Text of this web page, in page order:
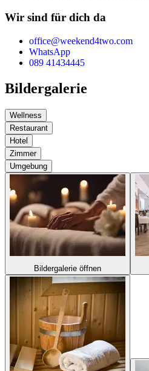
Wir sind für dich da
office@weekend4two.com
WhatsApp
089 41434445
Bildergalerie
Wellness
Restaurant
Hotel
Zimmer
Umgebung
Bildergalerie öffnen